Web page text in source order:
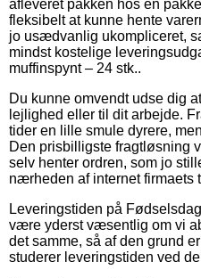
afleveret pakken hos en
fleksibelt at kunne hente
jo usædvanlig ukompliceret,
mindst kostelige
muffinspynt – 24 stk..
Du kunne omvendt udse dig
lejlighed eller til dit arbejde.
tider en lille smule dyrere,
Den prisbilligste fragtløsning
selv henter ordren, som jo
nærheden af internet firmaets
Leveringstiden på
være yderst væsentlig om vi
det samme, så af den grund
studerer leveringstiden ved